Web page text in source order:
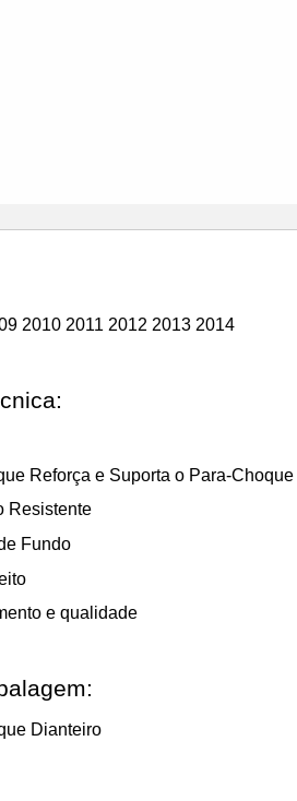
2010 2011 2012 2013 2014
Reforça e Suporta o Para-Choque
Resistente
Fundo
e qualidade
Dianteiro